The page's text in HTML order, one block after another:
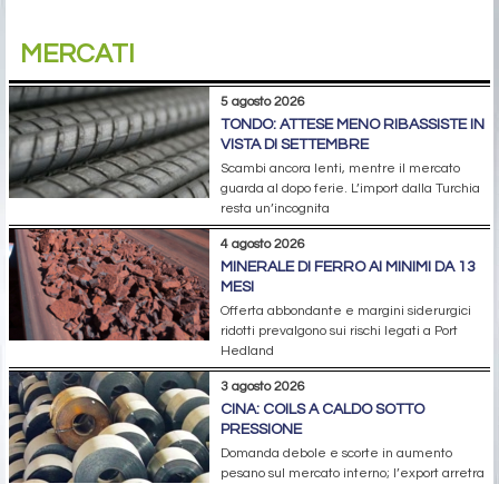
MERCATI
5 agosto 2026
TONDO: ATTESE MENO RIBASSISTE IN
VISTA DI SETTEMBRE
Scambi ancora lenti, mentre il mercato
guarda al dopo ferie. L’import dalla Turchia
resta un’incognita
4 agosto 2026
MINERALE DI FERRO AI MINIMI DA 13
MESI
Offerta abbondante e margini siderurgici
ridotti prevalgono sui rischi legati a Port
Hedland
3 agosto 2026
CINA: COILS A CALDO SOTTO
PRESSIONE
Domanda debole e scorte in aumento
pesano sul mercato interno; l’export arretra